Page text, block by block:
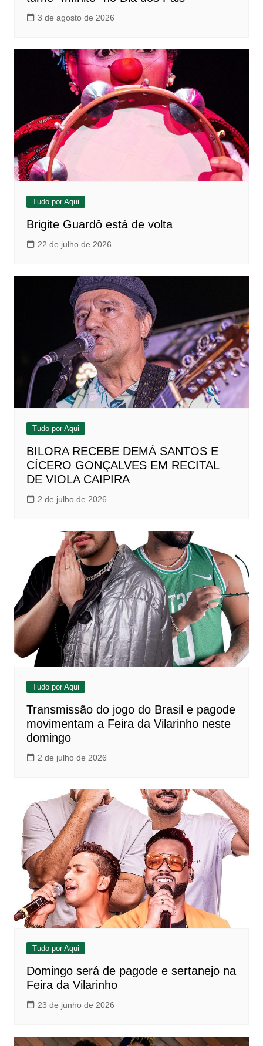
3 de agosto de 2026
Tudo por Aqui
Brigite Guardô está de volta
22 de julho de 2026
Tudo por Aqui
BILORA RECEBE DEMÁ SANTOS E
CÍCERO GONÇALVES EM RECITAL
DE VIOLA CAIPIRA
2 de julho de 2026
Tudo por Aqui
Transmissão do jogo do Brasil e pagode
movimentam a Feira da Vilarinho neste
domingo
2 de julho de 2026
Tudo por Aqui
Domingo será de pagode e sertanejo na
Feira da Vilarinho
23 de junho de 2026